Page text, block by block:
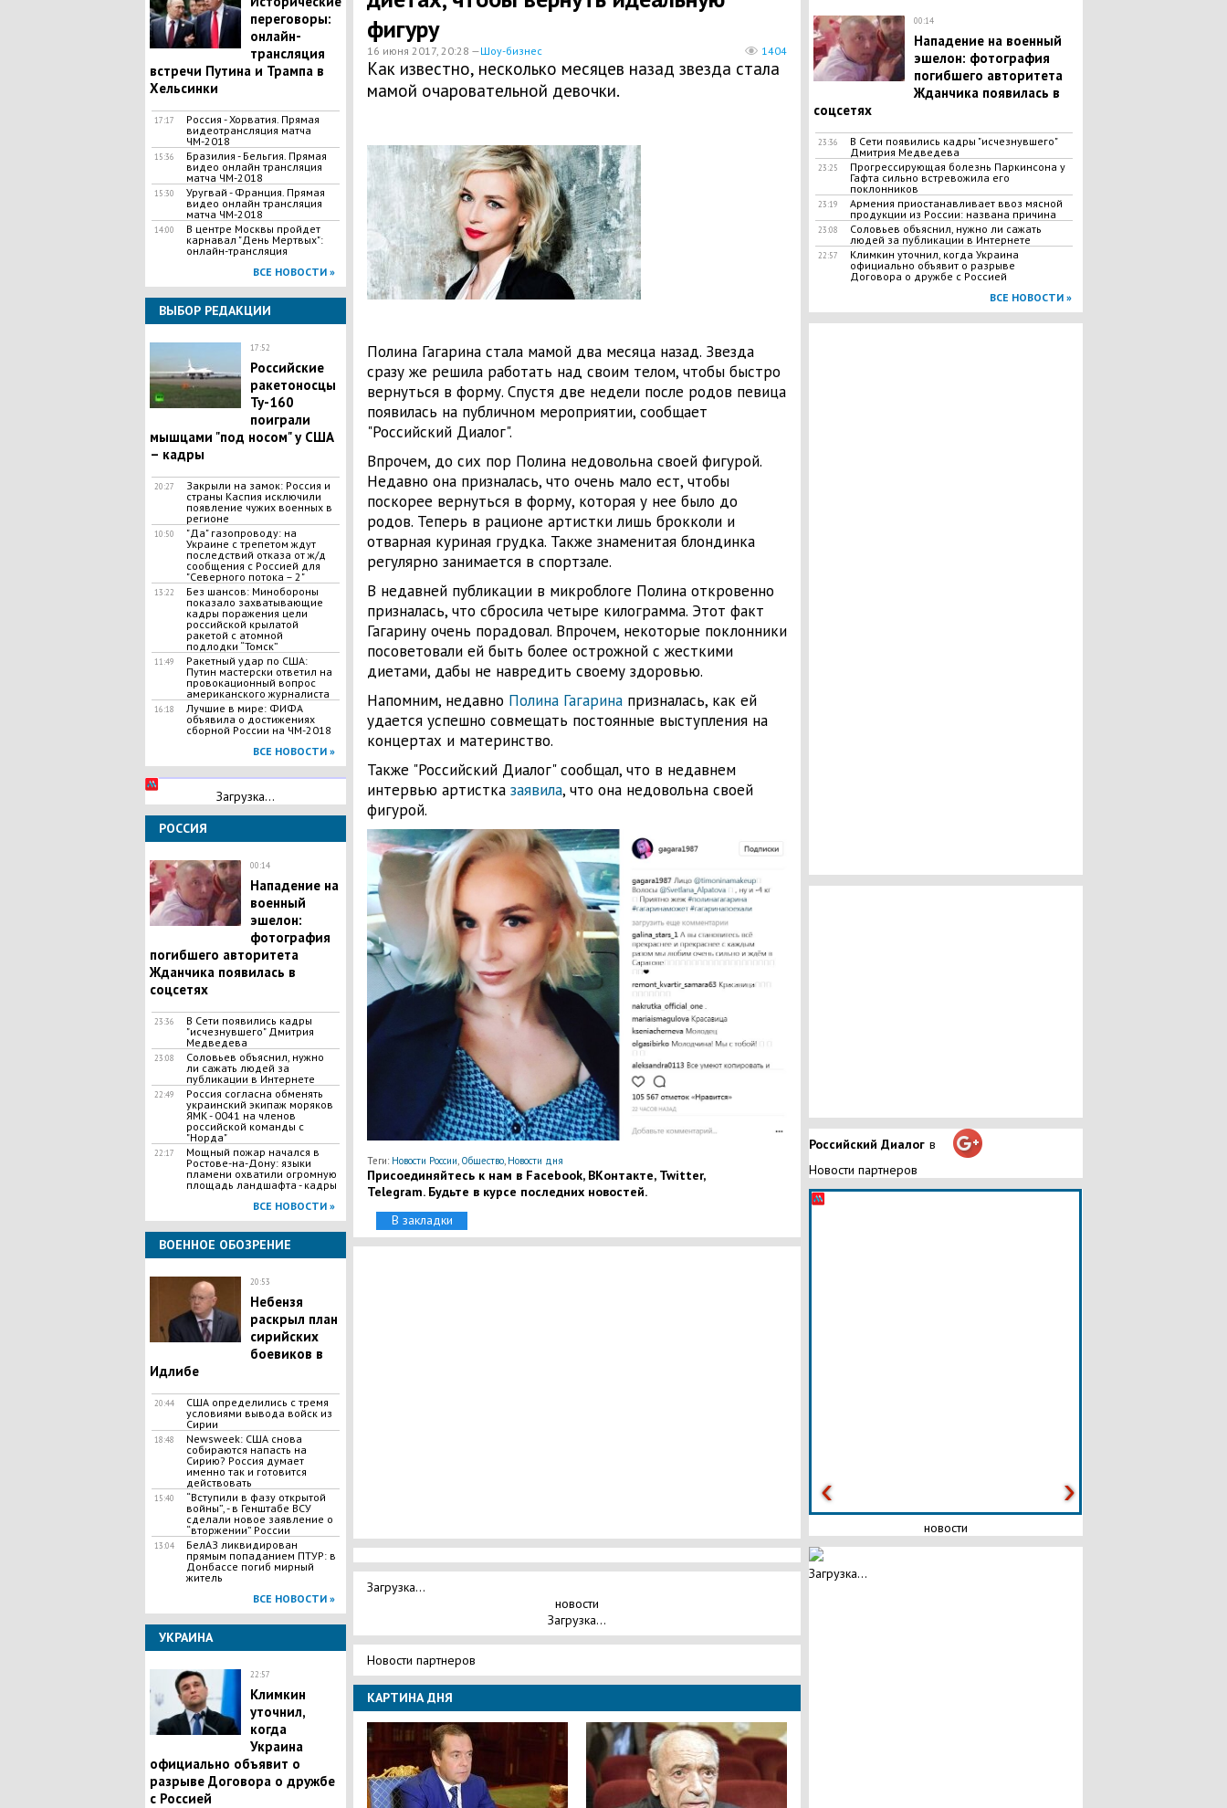
переговоры:
онлайн-
трансляция
встречи Путина и Трампа в
Хельсинки
17:17
Россия - Хорватия. Прямая
видеотрансляция матча
ЧМ-2018
15:36
Бразилия - Бельгия. Прямая
видео онлайн трансляция
матча ЧМ-2018
15:30
Уругвай - Франция. Прямая
видео онлайн трансляция
матча ЧМ-2018
14:00
В центре Москвы пройдет
карнавал "День Мертвых":
онлайн-трансляция
ВСЕ НОВОСТИ »
ВЫБОР РЕДАКЦИИ
17:52
Российские
ракетоносцы
Ту-160
поиграли
мышцами "под носом" у США
– кадры
20:27
Закрыли на замок: Россия и
страны Каспия исключили
появление чужих военных в
регионе
10:50
"Да" газопроводу: на
Украине с трепетом ждут
последствий отказа от ж/д
сообщения с Россией для
"Северного потока – 2"
13:22
Без шансов: Минобороны
показало захватывающие
кадры поражения цели
российской крылатой
ракетой с атомной
подлодки “Томск”
11:49
Ракетный удар по США:
Путин мастерски ответил на
провокационный вопрос
американского журналиста
16:18
Лучшие в мире: ФИФА
объявила о достижениях
сборной России на ЧМ-2018
ВСЕ НОВОСТИ »
Загрузка...
РОССИЯ
00:14
Нападение на
военный
эшелон:
фотография
погибшего авторитета
Жданчика появилась в
соцсетях
23:36
В Сети появились кадры
"исчезнувшего" Дмитрия
Медведева
23:08
Соловьев объяснил, нужно
ли сажать людей за
публикации в Интернете
22:49
Россия согласна обменять
украинский экипаж моряков
ЯМК - 0041 на членов
российской команды с
"Норда"
22:17
Мощный пожар начался в
Ростове-на-Дону: языки
пламени охватили огромную
площадь ландшафта - кадры
ВСЕ НОВОСТИ »
ВОЕННОЕ ОБОЗРЕНИЕ
20:53
Небензя
раскрыл план
сирийских
боевиков в
Идлибе
20:44
США определились с тремя
условиями вывода войск из
Сирии
18:48
Newsweek: США снова
собираются напасть на
Сирию? Россия думает
именно так и готовится
действовать
15:40
“Вступили в фазу открытой
войны”, - в Генштабе ВСУ
сделали новое заявление о
“вторжении” России
13:04
БелАЗ ликвидирован
прямым попаданием ПТУР: в
Донбассе погиб мирный
житель
ВСЕ НОВОСТИ »
УКРАИНА
22:57
Климкин
уточнил,
когда
Украина
официально объявит о
разрыве Договора о дружбе
с Россией
фигуру
16 июня 2017, 20:28 —Шоу-бизнес 1404
Как известно, несколько месяцев назад звезда стала
мамой очаровательной девочки.
Полина Гагарина стала мамой два месяца назад. Звезда
сразу же решила работать над своим телом, чтобы быстро
вернуться в форму. Спустя две недели после родов певица
появилась на публичном мероприятии, сообщает
"Российский Диалог".
Впрочем, до сих пор Полина недовольна своей фигурой.
Недавно она призналась, что очень мало ест, чтобы
поскорее вернуться в форму, которая у нее было до
родов. Теперь в рационе артистки лишь брокколи и
отварная куриная грудка. Также знаменитая блондинка
регулярно занимается в спортзале.
В недавней публикации в микроблоге Полина откровенно
призналась, что сбросила четыре килограмма. Этот факт
Гагарину очень порадовал. Впрочем, некоторые поклонники
посоветовали ей быть более острожной с жесткими
диетами, дабы не навредить своему здоровью.
Напомним, недавно Полина Гагаринапризналась, как ей
удается успешно совмещать постоянные выступления на
концертах и материнство.
Также "Российский Диалог" сообщал, что в недавнем
интервью артистка заявила, что она недовольна своей
фигурой.
Теги: Новости России, Общество, Новости дня
Присоединяйтесь к нам в Facebook, ВКонтакте, Twitter,
Telegram. Будьте в курсе последних новостей.
В закладки
Загрузка...
новости
Загрузка...
Новости партнеров
КАРТИНА ДНЯ
00:14
Нападение на военный
эшелон: фотография
погибшего авторитета
Жданчика появилась в
соцсетях
23:36
В Сети появились кадры "исчезнувшего"
Дмитрия Медведева
23:25
Прогрессирующая болезнь Паркинсона у
Гафта сильно встревожила его
поклонников
23:19
Армения приостанавливает ввоз мясной
продукции из России: названа причина
23:08
Соловьев объяснил, нужно ли сажать
людей за публикации в Интернете
22:57
Климкин уточнил, когда Украина
официально объявит о разрыве
Договора о дружбе с Россией
ВСЕ НОВОСТИ »
Российский Диалог в
Новости партнеров
новости
Загрузка...